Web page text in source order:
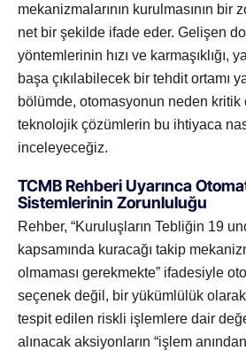
mekanizmalarının kurulmasının bir
net bir şekilde ifade eder. Gelişen
yöntemlerinin hızı ve karmaşıklığı,
başa çıkılabilecek bir tehdit ortamı
bölümde, otomasyonun neden
teknolojik çözümlerin bu ihtiyaca
inceleyeceğiz.
TCMB Rehberi Uyarınca
Sistemlerinin Zorunluluğu
Rehber, “Kuruluşların Tebliğin 19
kapsamında kuracağı takip
olmaması gerekmekte” ifadesiyle
seçenek değil, bir yükümlülük olarak
tespit edilen riskli işlemlere dair
alınacak aksiyonların “işlem